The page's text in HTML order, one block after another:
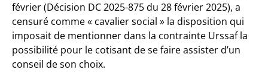
février (Décision DC 2025-875 du 28 février 2025), a
censuré comme « cavalier social » la disposition qui
imposait de mentionner dans la contrainte Urssaf la
possibilité pour le cotisant de se faire assister d’un
conseil de son choix.